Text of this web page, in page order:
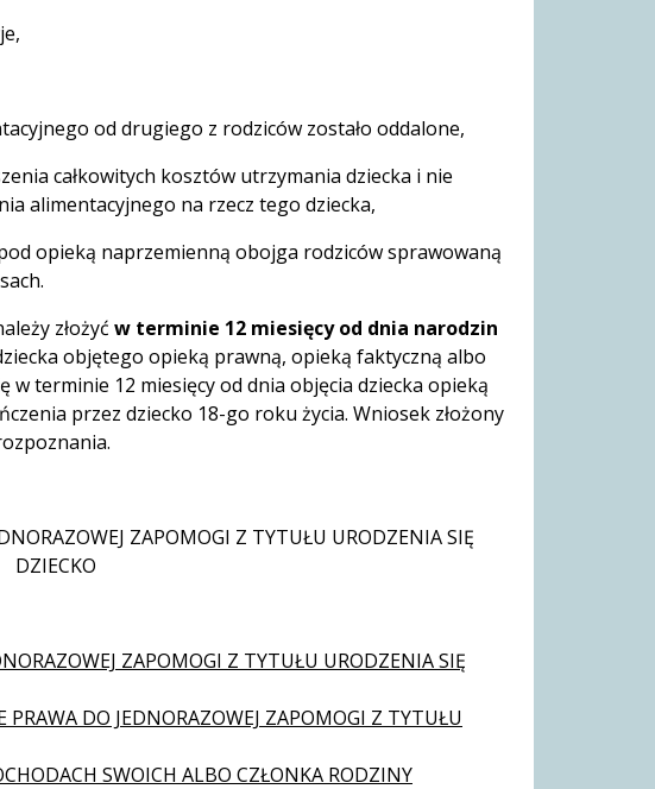
od drugiego z rodziców zostało oddalone,
całkowitych kosztów utrzymania dziecka i nie
alimentacyjnego na rzecz tego dziecka,
opieką naprzemienną obojga rodziców sprawowaną
złożyć w terminie 12 miesięcy od dnia narodzin
objętego opieką prawną, opieką faktyczną albo
w terminie 12 miesięcy od dnia objęcia dziecka opieką
przez dziecko 18-go roku życia. Wniosek złożony
ZAPOMOGI Z TYTUŁU URODZENIA SIĘ
DZIECKO
ZAPOMOGI Z TYTUŁU URODZENIA SIĘ
DO JEDNORAZOWEJ ZAPOMOGI Z TYTUŁU
SWOICH ALBO CZŁONKA RODZINY